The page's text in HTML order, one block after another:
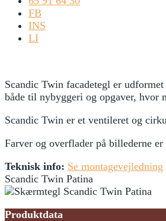
FB
INS
LI
Scandic Twin facadetegl er
både til nybyggeri og opgaver, hvor
Scandic Twin er et ventileret og
Farver og overflader på billederne er
Teknisk info: Se montagevejledning
Scandic Twin Patina
Produktdata